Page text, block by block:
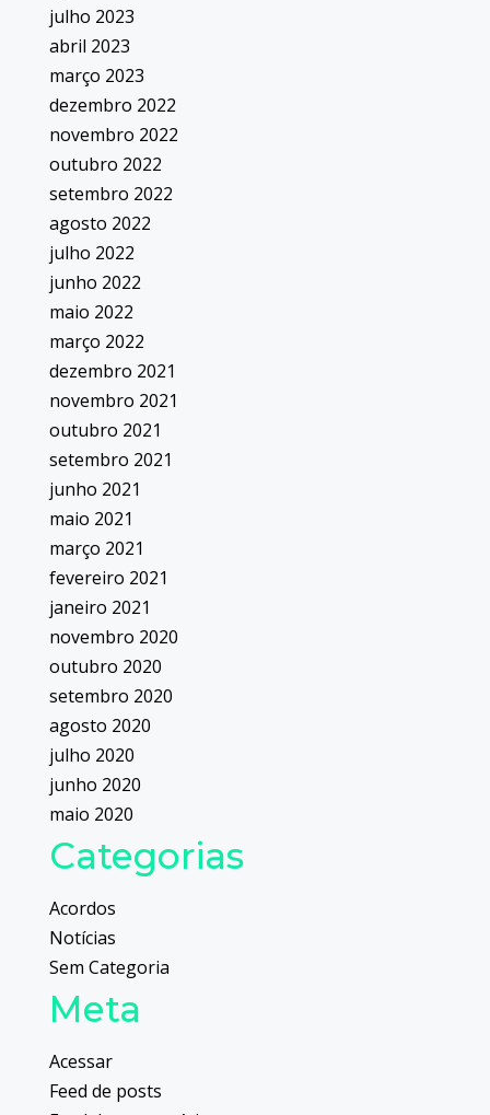
julho 2023
abril 2023
março 2023
dezembro 2022
novembro 2022
outubro 2022
setembro 2022
agosto 2022
julho 2022
junho 2022
maio 2022
março 2022
dezembro 2021
novembro 2021
outubro 2021
setembro 2021
junho 2021
maio 2021
março 2021
fevereiro 2021
janeiro 2021
novembro 2020
outubro 2020
setembro 2020
agosto 2020
julho 2020
junho 2020
maio 2020
Categorias
Acordos
Notícias
Sem Categoria
Meta
Acessar
Feed de posts